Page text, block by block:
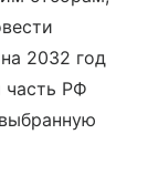
2032 год
часть РФ